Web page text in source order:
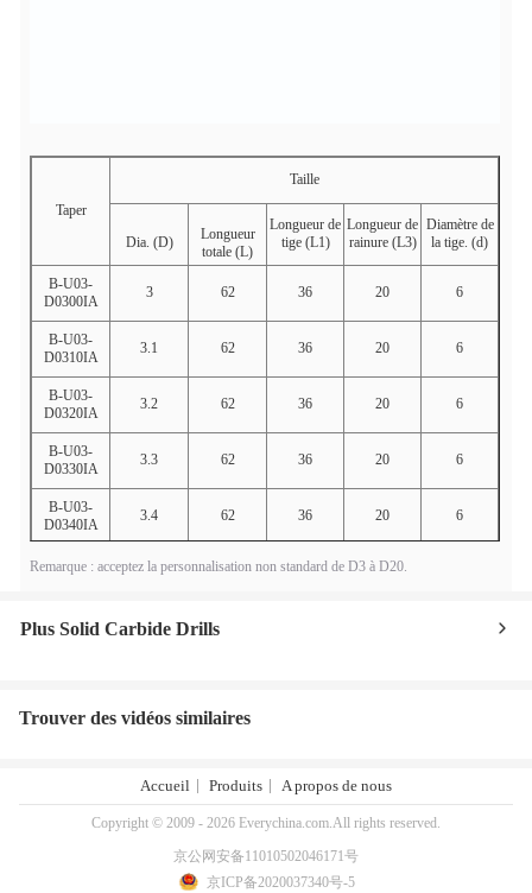
Taper
Taille
Dia. (D)
Longueur
totale (L)
Longueur de
tige (L1)
Longueur de
rainure (L3)
Diamètre de
la tige. (d)
B-U03-
D0300IA
3 62 36 20 6
B-U03-
D0310IA
3.1 62 36 20 6
B-U03-
D0320IA
3.2 62 36 20 6
B-U03-
D0330IA
3.3 62 36 20 6
B-U03-
D0340IA
3.4 62 36 20 6
B-U03-
3.5 62 36 20
B-U03-
D0360IA
3.6
D0390IA
3.9 66 36 24
66 36
Remarque : acceptez la personnalisation non standard de D3 à D20.
Plus Solid Carbide Drills
Trouver des vidéos similaires
Accueil Produits A propos de nous
Copyright © 2009 - 2026 Everychina.com.All rights reserved.
京公网安备11010502046171号
京ICP备2020037340号-5